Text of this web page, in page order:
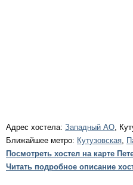
Адрес хостела: Западный АО,
Ближайшее метро: Кутузовская,
Посмотреть хостел на карте
Читать подробное описание